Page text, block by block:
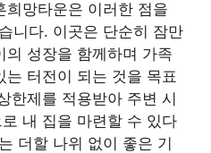
희망타운은 이러한 점을
니다. 이곳은 단순히 잠만
의 성장을 함께하며 가족
터전이 되는 것을 목표
한제를 적용받아 주변 시
내 집을 마련할 수 있다
더할 나위 없이 좋은 기